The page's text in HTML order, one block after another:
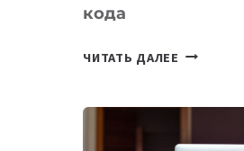
кода
ЧИТАТЬ ДАЛЕЕ
КОТОРЫЕ